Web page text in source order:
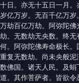
十日。亦无十五日一月
岁亿万岁。无百千亿万
万劫百亿万劫。阿弥陀
劫。无数劫无央数。终
何。阿弥陀佛寿命极长。
重复无数劫。尚未央般
数佛国。诸天人民。及
道。其作菩萨者。皆欲